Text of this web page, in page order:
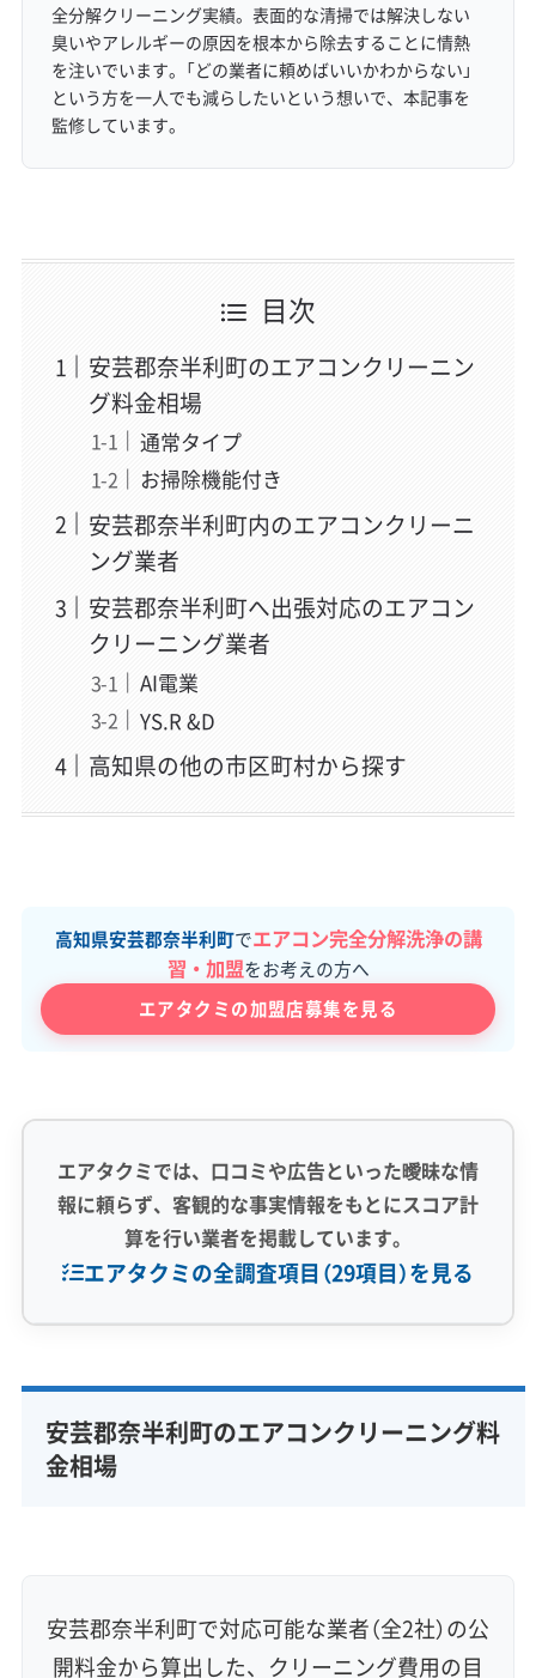
全分解クリーニング実績。表面的な清掃では解決しない
臭いやアレルギーの原因を根本から除去することに情熱
を注いでいます。「どの業者に頼めばいいかわからない」
という方を一人でも減らしたいという想いで、本記事を
監修しています。
目次
安芸郡奈半利町のエアコンクリーニン
グ料金相場
通常タイプ
お掃除機能付き
安芸郡奈半利町内のエアコンクリーニ
ング業者
安芸郡奈半利町へ出張対応のエアコン
クリーニング業者
AI電業
YS.R &D
高知県の他の市区町村から探す
高知県安芸郡奈半利町でエアコン完全分解洗浄の講
習・加盟をお考えの方へ
エアタクミの加盟店募集を見る
エアタクミでは、口コミや広告といった曖昧な情
報に頼らず、客観的な事実情報をもとにスコア計
算を行い業者を掲載しています。
エアタクミの全調査項目（29項目）を見る
完全分解洗浄 部分クリーニング
実績10年以上
資格保有スタッフ
エコ洗剤使用
アレルギー対策
ハウスダスト除去
地域密着型
フランチャイズ
安芸郡奈半利町のエアコンクリーニング料
金相場
安芸郡奈半利町で対応可能な業者（全2社）の公
開料金から算出した、クリーニング費用の目